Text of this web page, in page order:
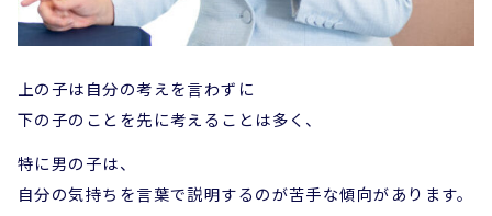
上の子は自分の考えを言わずに
下の子のことを先に考えることは多く、
特に男の子は、
自分の気持ちを言葉で説明するのが苦手な傾向があります。